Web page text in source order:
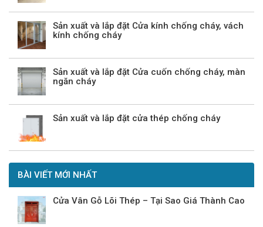
Sản xuất và lắp đặt Cửa kính chống cháy, vách
kính chống cháy
Sản xuất và lắp đặt Cửa cuốn chống cháy, màn
ngăn cháy
Sản xuất và lắp đặt cửa thép chống cháy
BÀI VIẾT MỚI NHẤT
Cửa Vân Gỗ Lõi Thép – Tại Sao Giá Thành Cao